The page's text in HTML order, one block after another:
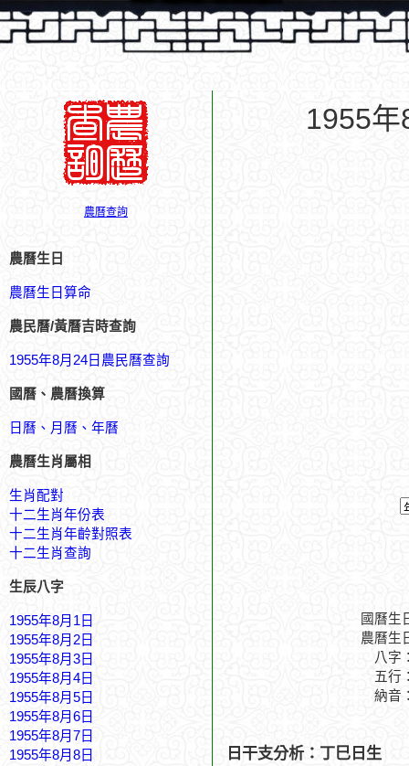
農曆查詢
農曆生日
農曆生日算命
農民曆/黃曆吉時查詢
1955年8月24日農民曆查詢
國曆、農曆換算
日曆、月曆、年曆
農曆生肖屬相
生肖配對
十二生肖年份表
十二生肖年齡對照表
十二生肖查詢
生辰八字
1955年8月1日
1955年8月2日
1955年8月3日
1955年8月4日
1955年8月5日
1955年8月6日
1955年8月7日
1955年8月8日
1955
國曆生
農曆生
八字
五行
納音
日干支分析：丁巳日生